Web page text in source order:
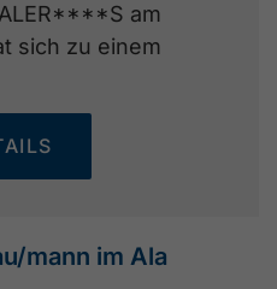
am
sich zu einem
mann im Ala